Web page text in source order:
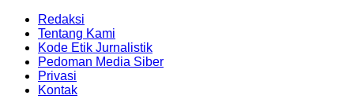
Redaksi
Tentang Kami
Kode Etik Jurnalistik
Pedoman Media Siber
Privasi
Kontak